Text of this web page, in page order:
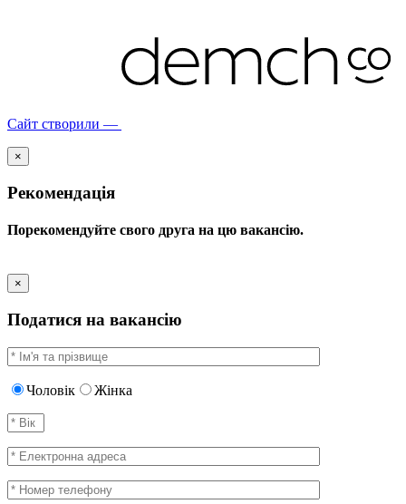
Сайт створили —
×
Рекомендація
Порекомендуйте свого друга на цю вакансію.
×
Податися на вакансію
Чоловік Жінка